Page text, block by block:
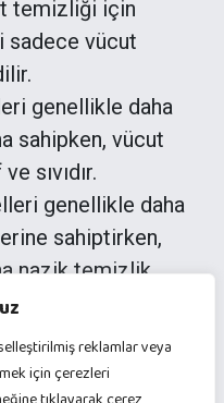
reklamlar veya
için çerezleri
temizliği için
sadece vücut
genellikle daha
sahipken, vücut
sıvıdır.
genellikle daha
sahiptirken,
nazik temizlik
Jel Şampuanı, büyük
sağlayan, mentol